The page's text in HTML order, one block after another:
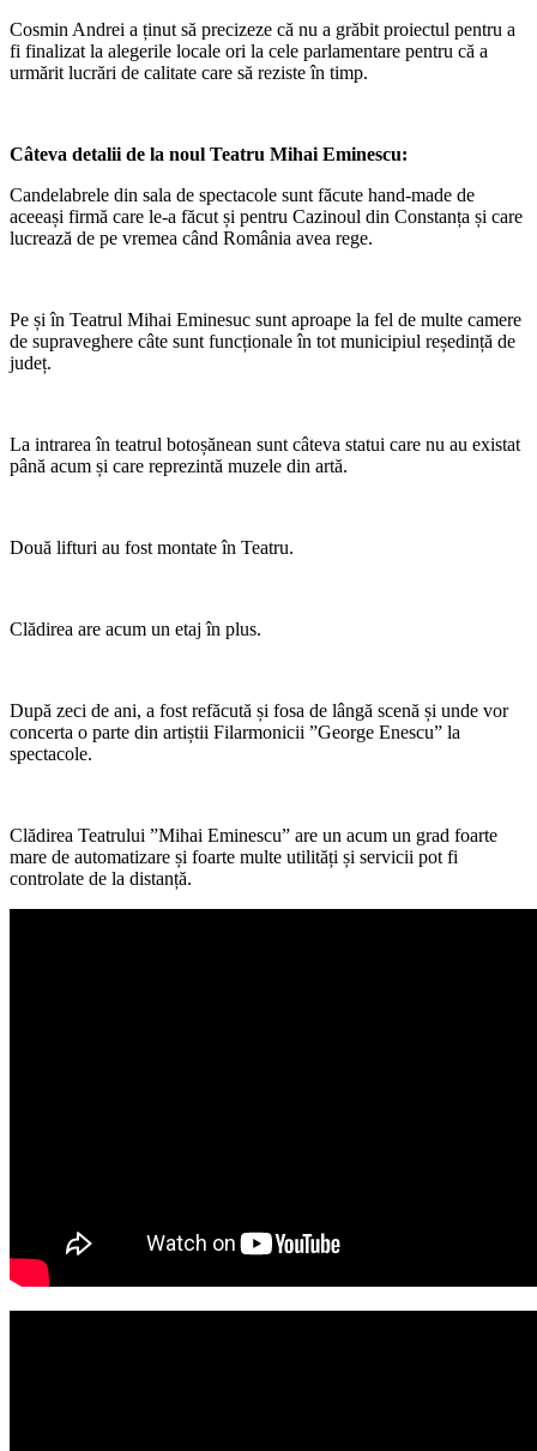
Cosmin Andrei a ținut să precizeze că nu a grăbit proiectul pentru a
fi finalizat la alegerile locale ori la cele parlamentare pentru că a
urmărit lucrări de calitate care să reziste în timp.
Câteva detalii de la noul Teatru Mihai Eminescu:
Candelabrele din sala de spectacole sunt făcute hand-made de
aceeași firmă care le-a făcut și pentru Cazinoul din Constanța și care
lucrează de pe vremea când România avea rege.
Pe și în Teatrul Mihai Eminesuc sunt aproape la fel de multe camere
de supraveghere câte sunt funcționale în tot municipiul reședință de
județ.
La intrarea în teatrul botoșănean sunt câteva statui care nu au existat
până acum și care reprezintă muzele din artă.
Două lifturi au fost montate în Teatru.
Clădirea are acum un etaj în plus.
După zeci de ani, a fost refăcută și fosa de lângă scenă și unde vor
concerta o parte din artiștii Filarmonicii ”George Enescu” la
spectacole.
Clădirea Teatrului ”Mihai Eminescu” are un acum un grad foarte
mare de automatizare și foarte multe utilități și servicii pot fi
controlate de la distanță.